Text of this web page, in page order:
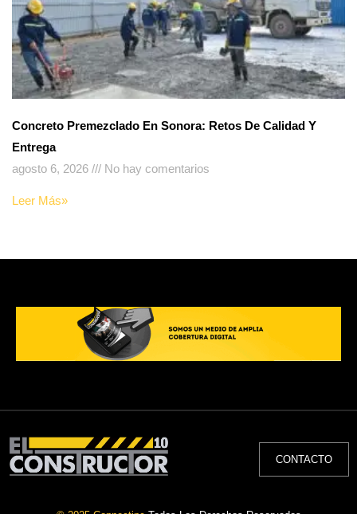
Concreto Premezclado En Sonora: Retos De Calidad Y
Entrega
agosto 6, 2026
No hay comentarios
Leer Más»
CONTACTO